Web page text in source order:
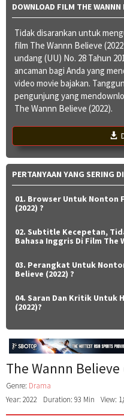
DOWNLOAD FILM THE WANNN
Tidak disarankan untuk
film The Wannn Believe
undang (UU) No. 28 Tahun
ancaman bagi Anda yang
video movie bajakan.
pengunjung yang
The Wannn Believe (2022).
PERTANYAAN YANG SERING
01. Browser Untuk Nonton
(2022) ?
02. Subtitle Kecepetan,
Bahasa Inggris Di Film The
03. Perangkat Untuk
Believe (2022) ?
04. Saran Dan Kritik Untuk
(2022)?
The Wannn Believe
Genre: Drama
Year: 2022
Duration: 93 Min View: